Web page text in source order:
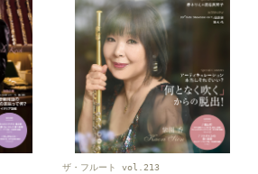
ザ・フルート vol.213